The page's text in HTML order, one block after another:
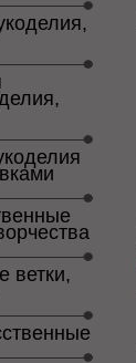
ветки,